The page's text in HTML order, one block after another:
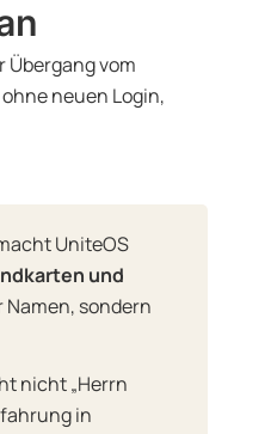
Übergang vom
neuen Login,
UniteOS
und
sondern
nicht „Herrn
in